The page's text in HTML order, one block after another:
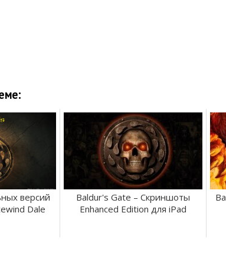
версий
Dale
Baldur's Gate – Скриншоты
Enhanced Edition для iPad